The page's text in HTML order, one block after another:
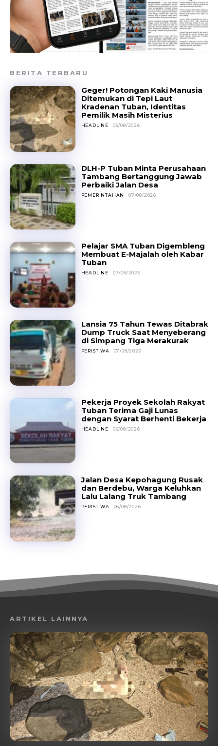
BERITA TERBARU
Geger! Potongan Kaki Manusia
Ditemukan di Tepi Laut
Kradenan Tuban, Identitas
Pemilik Masih Misterius
HEADLINE 08/08/2026
DLH-P Tuban Minta Perusahaan
Tambang Bertanggung Jawab
Perbaiki Jalan Desa
PEMERINTAHAN 07/08/2026
Pelajar SMA Tuban Digembleng
Membuat E-Majalah oleh Kabar
Tuban
HEADLINE 07/08/2026
Lansia 75 Tahun Tewas Ditabrak
Dump Truck Saat Menyeberang
di Simpang Tiga Merakurak
PERISTIWA 07/08/2026
Pekerja Proyek Sekolah Rakyat
Tuban Terima Gaji Lunas
dengan Syarat Berhenti Bekerja
HEADLINE 06/08/2026
Jalan Desa Kepohagung Rusak
dan Berdebu, Warga Keluhkan
Lalu Lalang Truk Tambang
PERISTIWA 06/08/2026
ARTIKEL LAINNYA